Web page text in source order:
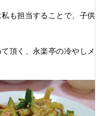
も担当することで、子供
頂く、永楽亭の冷やしメ